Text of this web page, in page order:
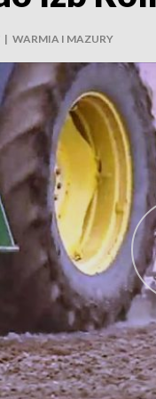
| WARMIA I MAZURY